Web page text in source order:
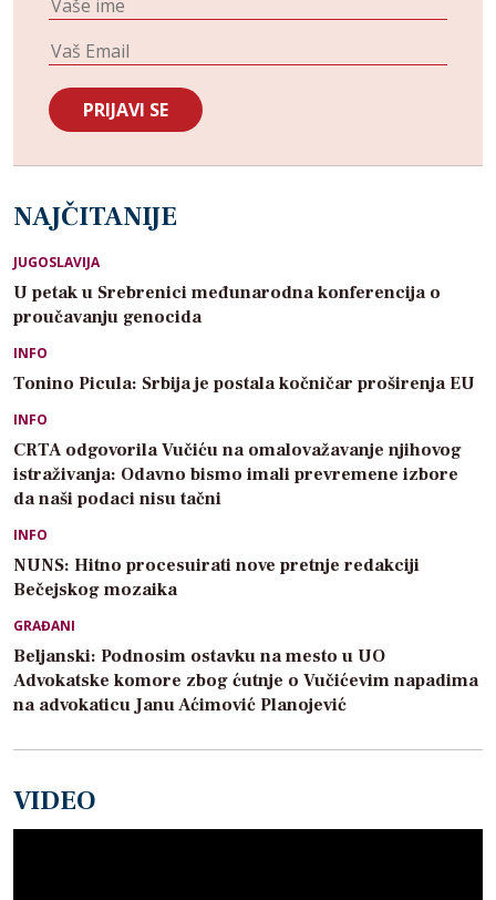
NAJČITANIJE
JUGOSLAVIJA
U petak u Srebrenici međunarodna konferencija o
proučavanju genocida
INFO
Tonino Picula: Srbija je postala kočničar proširenja EU
INFO
CRTA odgovorila Vučiću na omalovažavanje njihovog
istraživanja: Odavno bismo imali prevremene izbore
da naši podaci nisu tačni
INFO
NUNS: Hitno procesuirati nove pretnje redakciji
Bečejskog mozaika
GRAĐANI
Beljanski: Podnosim ostavku na mesto u UO
Advokatske komore zbog ćutnje o Vučićevim napadima
na advokaticu Janu Aćimović Planojević
VIDEO